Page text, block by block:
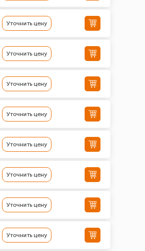
Уточнить цену
Уточнить цену
Уточнить цену
Уточнить цену
Уточнить цену
Уточнить цену
Уточнить цену
Уточнить цену